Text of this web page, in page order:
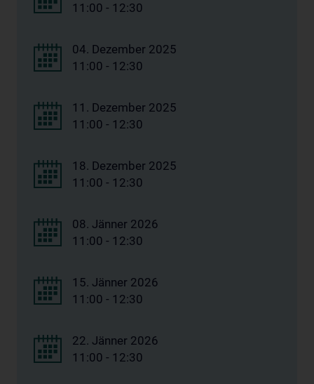
11:00 - 12:30
04. Dezember 2025
11:00 - 12:30
11. Dezember 2025
11:00 - 12:30
18. Dezember 2025
11:00 - 12:30
08. Jänner 2026
11:00 - 12:30
15. Jänner 2026
11:00 - 12:30
22. Jänner 2026
11:00 - 12:30